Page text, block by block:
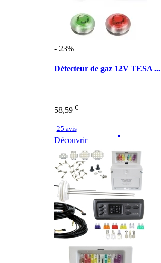
- 23%
Détecteur de gaz 12V TESA ...
58,59 €
25 avis
Découvrir